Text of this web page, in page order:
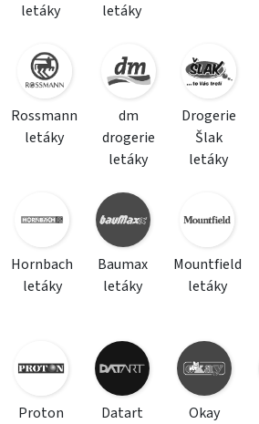
letáky
letáky
Rossmann
letáky
dm
drogerie
letáky
Drogerie
Šlak
letáky
Hornbach
letáky
Baumax
letáky
Mountfield
letáky
Proton
Datart
Okay